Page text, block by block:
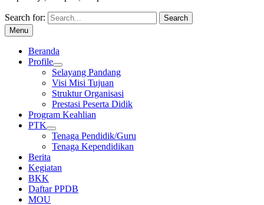
Search for:
Menu
Beranda
Profile
Selayang Pandang
Visi Misi Tujuan
Struktur Organisasi
Prestasi Peserta Didik
Program Keahlian
PTK
Tenaga Pendidik/Guru
Tenaga Kependidikan
Berita
Kegiatan
BKK
Daftar PPDB
MOU